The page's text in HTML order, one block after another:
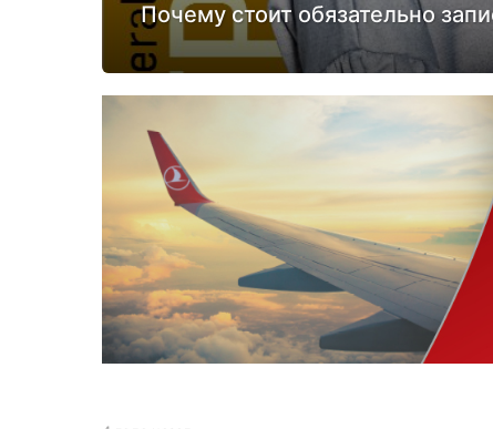
а
з
а
4
о
д
а
н
а
з
Почему стоит обязательно